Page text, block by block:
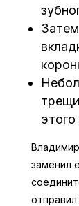
этого
заменил